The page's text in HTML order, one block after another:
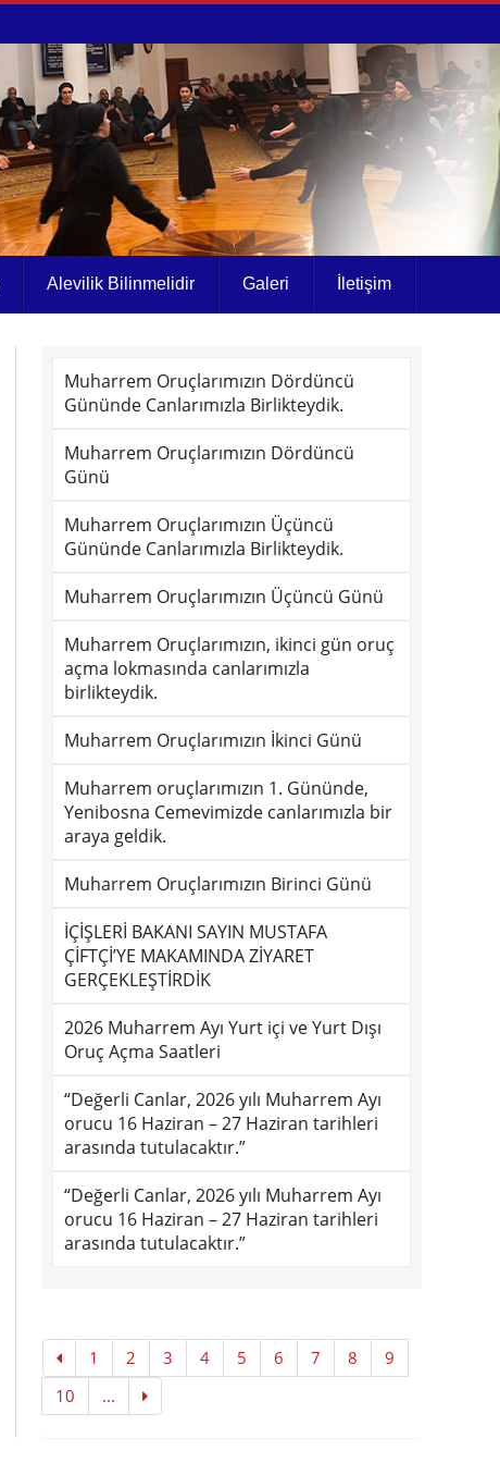
Alevilik Bilinmelidir Galeri İletişim
Muharrem Oruçlarımızın Dördüncü
Gününde Canlarımızla Birlikteydik.
Muharrem Oruçlarımızın Dördüncü
Günü
Muharrem Oruçlarımızın Üçüncü
Gününde Canlarımızla Birlikteydik.
Muharrem Oruçlarımızın Üçüncü Günü
Muharrem Oruçlarımızın, ikinci gün oruç
açma lokmasında canlarımızla
birlikteydik.
Muharrem Oruçlarımızın İkinci Günü
Muharrem oruçlarımızın 1. Gününde,
Yenibosna Cemevimizde canlarımızla bir
araya geldik.
Muharrem Oruçlarımızın Birinci Günü
İÇİŞLERİ BAKANI SAYIN MUSTAFA
ÇİFTÇİ’YE MAKAMINDA ZİYARET
GERÇEKLEŞTİRDİK
2026 Muharrem Ayı Yurt içi ve Yurt Dışı
Oruç Açma Saatleri
“Değerli Canlar, 2026 yılı Muharrem Ayı
orucu 16 Haziran – 27 Haziran tarihleri
arasında tutulacaktır.”
“Değerli Canlar, 2026 yılı Muharrem Ayı
orucu 16 Haziran – 27 Haziran tarihleri
arasında tutulacaktır.”
1 2 3 4 5 6 7 8
9
10
...